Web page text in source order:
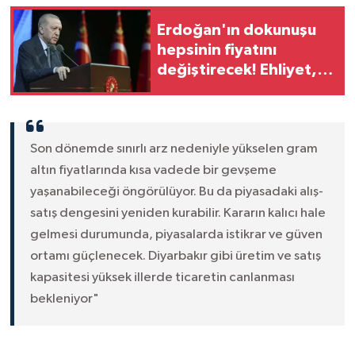
Erdoğan'ın dokunuşu
hepsinin fiyatını
değiştirecek! Ehliyet,
Son dönemde sınırlı arz nedeniyle yükselen gram
altın fiyatlarında kısa vadede bir gevşeme
yaşanabileceği öngörülüyor. Bu da piyasadaki alış-
satış dengesini yeniden kurabilir. Kararın kalıcı hale
gelmesi durumunda, piyasalarda istikrar ve güven
ortamı güçlenecek. Diyarbakır gibi üretim ve satış
kapasitesi yüksek illerde ticaretin canlanması
bekleniyor"